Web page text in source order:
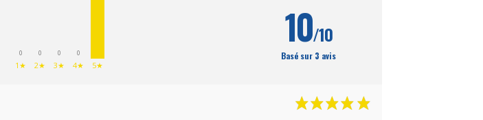
0
1★
0
2★
0
3★
0
4★ 5★
10/10
Basé sur 3 avis